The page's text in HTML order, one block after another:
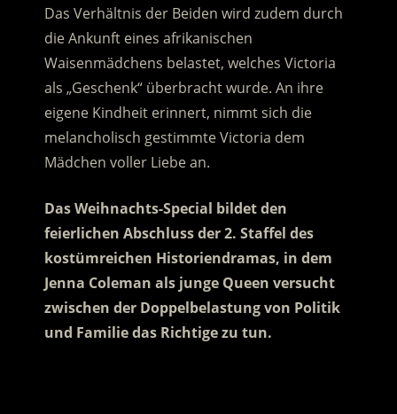
Das Verhältnis der Beiden wird zudem durch
die Ankunft eines afrikanischen
Waisenmädchens belastet, welches Victoria
als „Geschenk“ überbracht wurde. An ihre
eigene Kindheit erinnert, nimmt sich die
melancholisch gestimmte Victoria dem
Mädchen voller Liebe an.
Das Weihnachts-Special bildet den
feierlichen Abschluss der 2. Staffel des
kostümreichen Historiendramas, in dem
Jenna Coleman als junge Queen versucht
zwischen der Doppelbelastung von Politik
und Familie das Richtige zu tun.